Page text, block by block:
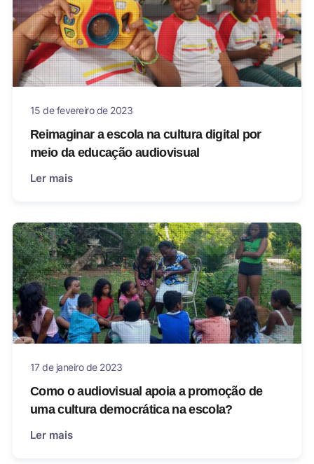
15 de fevereiro de 2023
Reimaginar a escola na cultura digital por
meio da educação audiovisual
Ler mais
17 de janeiro de 2023
Como o audiovisual apoia a promoção de
uma cultura democrática na escola?
Ler mais